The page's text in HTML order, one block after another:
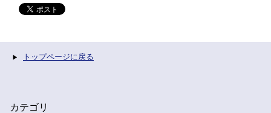
トップページに戻る
カテゴリ